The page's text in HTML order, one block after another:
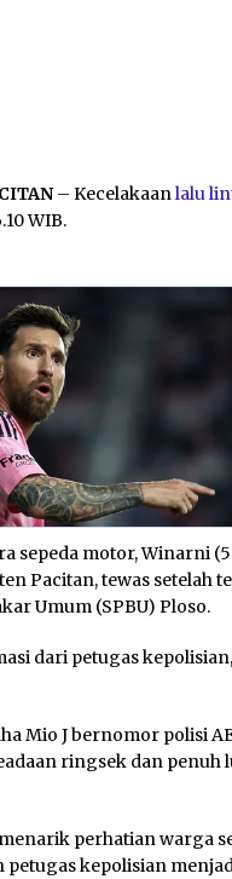
– Kecelakaanlalu
WIB.
sepeda motor, Winarni
Pacitan, tewas setelah
Umum (SPBU) Ploso.
dari petugas
Mio J bernomor polisi
ringsek dan
perhatian warga
petugas kepolisian